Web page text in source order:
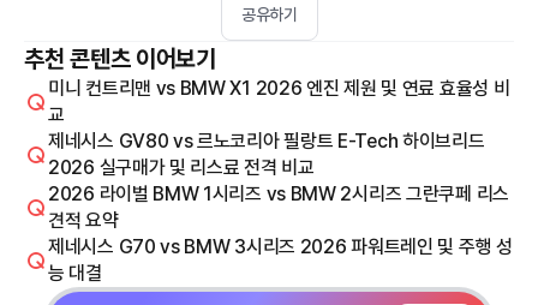
공유하기
추천 콘텐츠 이어보기
미니 컨트리맨 vs BMW X1 2026 엔진 제원 및 연료 효율성 비
교
제네시스 GV80 vs 르노코리아 필랑트 E-Tech 하이브리드
2026 실구매가 및 리스료 전격 비교
2026 라이벌 BMW 1시리즈 vs BMW 2시리즈 그란쿠페 리스
견적 요약
제네시스 G70 vs BMW 3시리즈 2026 파워트레인 및 주행 성
능 대결